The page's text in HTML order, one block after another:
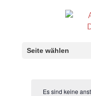
Seite wählen
Es sind keine